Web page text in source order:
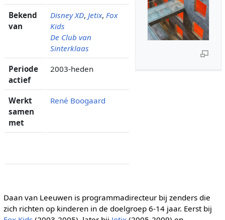
Bekend
van
Disney XD, Jetix, Fox
Kids
De Club van
Sinterklaas
Periode
actief
2003-heden
Werkt
samen
met
René Boogaard
Daan van Leeuwen is programmadirecteur bij zenders die
zich richten op kinderen in de doelgroep 6-14 jaar. Eerst bij